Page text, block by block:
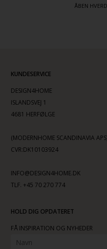
ÅBEN
KUNDESERVICE
DESIGN4HOME
ISLANDSVEJ 1
4681 HERFØLGE
(MODERNHOME SCANDINAVIA
CVR:DK10103924
INFO@DESIGN4HOME.DK
TLF. +45 70 270 774
HOLD DIG OPDATERET
FÅ INSPIRATION OG NYHEDER